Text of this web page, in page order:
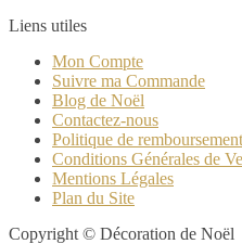
Liens utiles
Mon Compte
Suivre ma Commande
Blog de Noël
Contactez-nous
Politique de
Conditions Générales de
Mentions Légales
Plan du Site
Copyright © Décoration de Noël